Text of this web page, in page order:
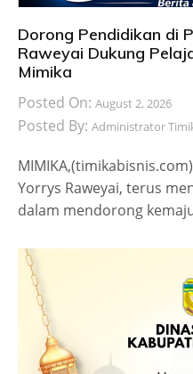
Dorong Pendidikan di
Raweyai Dukung
Mimika
Posted On: August 2, 2026
Posted By: Administrator
Yorrys Raweyai, terus
dalam mendorong